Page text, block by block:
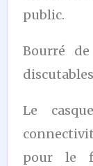
public.
Bourré
discutables
Le
pour le